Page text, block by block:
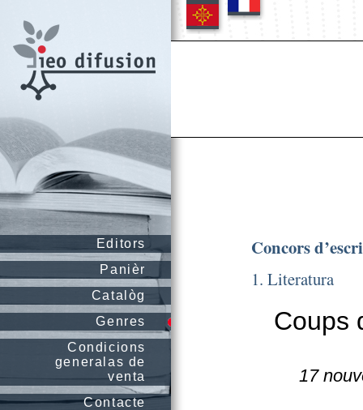
Editors
Panièr
Catalòg
Genres
Condicions
generalas de
venta
Contacte
Concors
1. Literatura
Coups
17